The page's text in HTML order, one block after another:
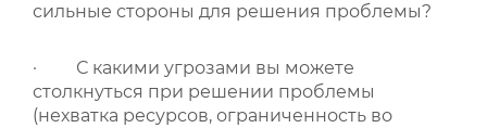
сильные стороны для решения проблемы?
· С какими угрозами вы можете
столкнуться при решении проблемы
(нехватка ресурсов, ограниченность во